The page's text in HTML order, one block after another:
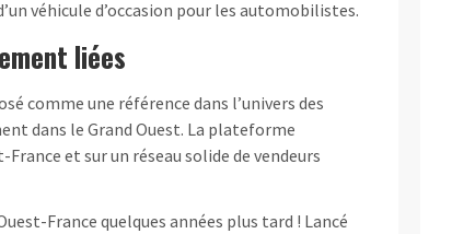
véhicule d’occasion pour les automobilistes.
liées
comme une référence dans l’univers des
dans le Grand Ouest. La plateforme
France et sur un réseau solide de vendeurs
France quelques années plus tard ! Lancé